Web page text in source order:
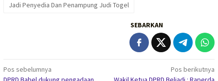
Jadi Penyedia Dan Penampung Judi Togel
SEBARKAN
Navigasi
Pos sebelumnya
Pos berikutnya